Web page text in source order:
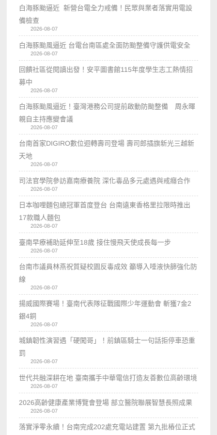
白海豚颱逼近 新營台電全力戒備！民眾與業者落實用電設
備檢查
2026-08-07
白海豚颱風逼近 台電台南區處全面防颱整備守護供電安全
2026-08-07
回饋社區從閱讀出發！安平圖書館115年度學生志工熱情招
募中
2026-08-07
白海豚颱風逼近！臺灣港務公司提前啟動防颱整備 周永暉
親自主持應變會議
2026-08-07
台南首家DIGIRO數位迴轉壽司登場 壽司郎插旗新光三越新
天地
2026-08-07
司法官學院參訪嘉南療養院 深化毒品多元處遇與戒癮合作
2026-08-07
日本咖哩麵包總冠軍首度登台 台南遠東香格里拉限時推出
17款職人麵包
2026-08-07
臺南早療補助延伸至18歲 接住慢飛天使成長每一步
2026-08-07
台南市議員林燕祝質疑校園反毒成效 籲導入唾液快篩強化防
線
2026-08-07
揚威國際賽場！臺南代表隊征戰國際少年運動會 斬獲7金2
銀4銅
2026-08-07
城鎮韌性演習遇「硬闖哥」！前鎮區騎士一句話拒停車恐重
罰
2026-08-07
世代共融深耕在地 臺南攜手中華電信打造友善數位高齡環境
2026-08-07
2026高齡健康產業博覽會登場 部立醫院聯展智慧長照成果
2026-08-07
落實淨零永續！台南完成202處充電站建置 第九批樁位正式